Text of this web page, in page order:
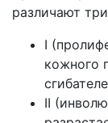
различают
I
кожного
II